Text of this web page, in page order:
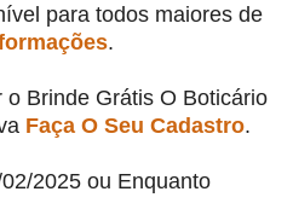
para todos maiores de
.
Brinde Grátis O Boticário
Faça O Seu Cadastro.
2025 ou Enquanto